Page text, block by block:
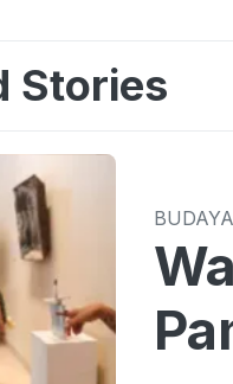
Stories
BUDAYA